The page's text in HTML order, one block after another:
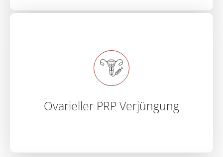
Ovarieller PRP Verjüngung